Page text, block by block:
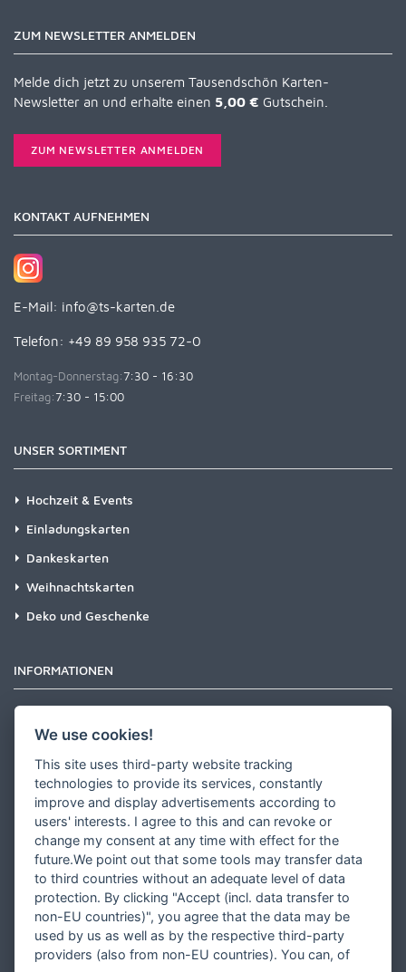
ZUM NEWSLETTER ANMELDEN
Melde dich jetzt zu unserem Tausendschön Karten-
Newsletter an und erhalte einen 5,00 € Gutschein.
ZUM NEWSLETTER ANMELDEN
KONTAKT AUFNEHMEN
E-Mail: info@ts-karten.de
Telefon: +49 89 958 935 72-0
Montag-Donnerstag:7:30 - 16:30
Freitag:7:30 - 15:00
UNSER SORTIMENT
Hochzeit & Events
Einladungskarten
Dankeskarten
Weihnachtskarten
Deko und Geschenke
INFORMATIONEN
Versandinformationen
Partner werden
Designer werden
Über Tausendschön Karten
Blog
Ratgeber
Unsere Partner
We use cookies!
This site uses third-party website tracking
technologies to provide its services, constantly
improve and display advertisements according to
users' interests. I agree to this and can revoke or
change my consent at any time with effect for the
future.We point out that some tools may transfer data
to third countries without an adequate level of data
protection. By clicking "Accept (incl. data transfer to
non-EU countries)", you agree that the data may be
used by us as well as by the respective third-party
providers (also from non-EU countries). You can, of